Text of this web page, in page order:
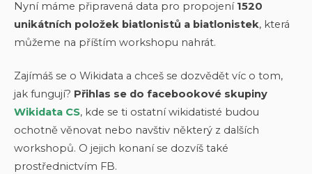
Nyní máme připravená data pro propojení 1520
unikátních položek biatlonistů a biatlonistek, která
můžeme na příštím workshopu nahrát.
Zajímáš se o Wikidata a chceš se dozvědět víc o tom,
jak fungují? Přihlas se do facebookové skupiny
Wikidata CS, kde se ti ostatní wikidatisté budou
ochotně věnovat nebo navštiv některý z dalších
workshopů. O jejich konaní se dozvíš také
prostřednictvím FB.